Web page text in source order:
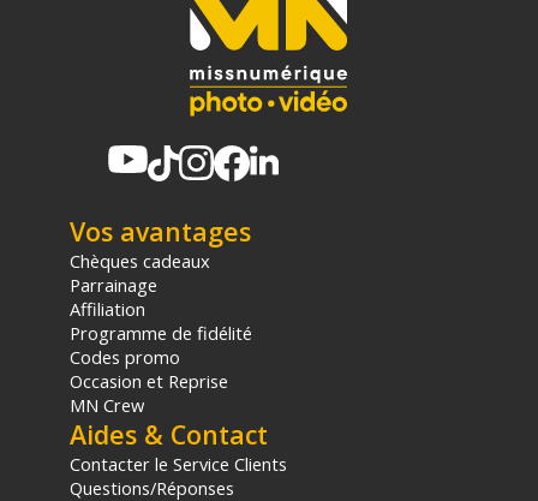
Vos avantages
Chèques cadeaux
Parrainage
Affiliation
Programme de fidélité
Codes promo
Occasion et Reprise
MN Crew
Aides & Contact
Contacter le Service Clients
Questions/Réponses